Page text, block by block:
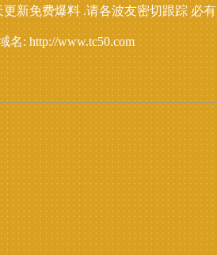
新免费爆料 .请各波友密切跟踪 必
名: http://www.tc50.com